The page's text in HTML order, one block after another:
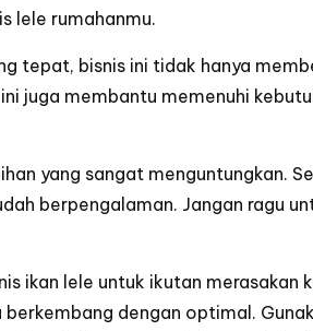
lele rumahanmu.
tepat, bisnis ini tidak hanya
juga membantu memenuhi
yang sangat menguntungkan.
berpengalaman. Jangan ragu
ikan lele untuk ikutan merasakan
dengan optimal.